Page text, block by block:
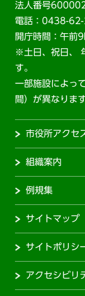
法人番号
電話：0438-62-
開庁時間：午前
※土日、祝日、
す。
一部施設によっ
間）が異なります
市役所アクセ
組織案内
例規集
サイトマップ
サイトポリシ
アクセシビリ